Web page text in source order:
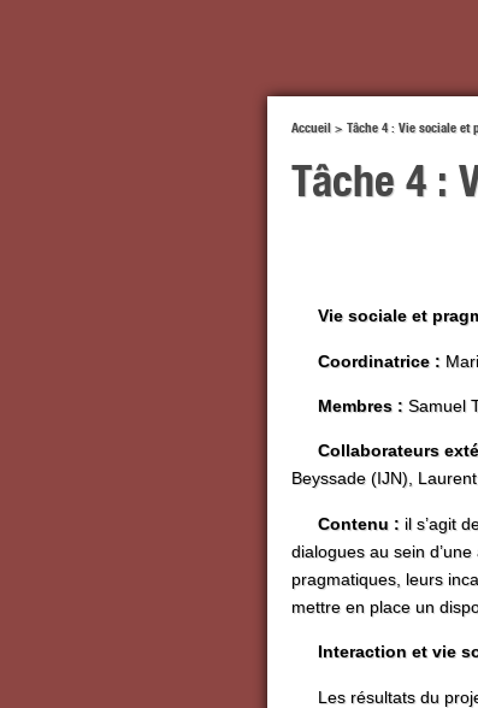
Accueil > Tâche 4 : Vie sociale et
Tâche 4 :
Vie sociale et
Coordinatrice :
Membres : Samuel
Collaborateurs
Beyssade (IJN),
Contenu : il s’agit
dialogues au sein
pragmatiques, leurs
mettre en place un
Interaction et vie
Les résultats du